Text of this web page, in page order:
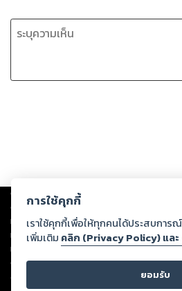
Copyright © 2026
ต่อผลงานหรือเนื้อหาใดที่อัปโหลดผ่านเว็บไซต์แ
ทรัพย์สินทางปัญญาของบุคคลอื่นหรือขัดต่อกฎ
ทุกท่านโปรดใช้วิจารณญาณในการกลั่นกรองด้ว
หนึ่งส่วนใดขัดต่อกฎหมายและศีลธรรม กรุณาแจ้
ดำเนินการในทันที ทั้งนี้ ทางสตอรี่ล็อกขอสง
ลิขสิทธิ์ พ.ศ. 2537 (ฉบับล่าสุด)
การใช้คุกกี้
เราใช้คุกกี้เพื่อให้ทุกคนได้ประสบการ
เพิ่มเติม คลิก (Privacy Policy) แล
ยอมรับ